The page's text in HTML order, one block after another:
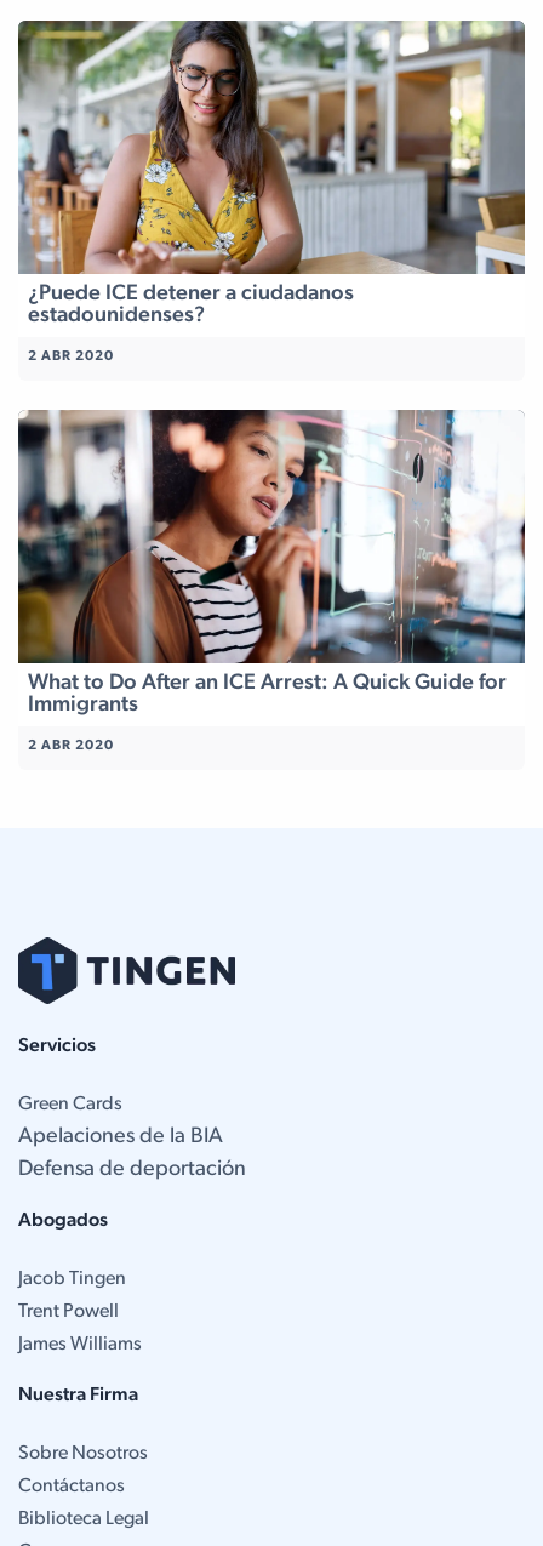
¿Puede ICE detener a ciudadanos
estadounidenses?
2 ABR 2020
What to Do After an ICE Arrest: A Quick Guide for
Immigrants
2 ABR 2020
Servicios
Green Cards
Apelaciones de la BIA
Defensa de deportación
Abogados
Jacob Tingen
Trent Powell
James Williams
Nuestra Firma
Sobre Nosotros
Contáctanos
Biblioteca Legal